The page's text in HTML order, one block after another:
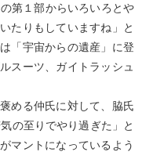
第１部からいろいろとや
たりもしていますね」と
「宇宙からの遺産」に登
スーツ、ガイトラッシュ
める仲氏に対して、脇氏
の至りでやり過ぎた」と
マントになっているよう